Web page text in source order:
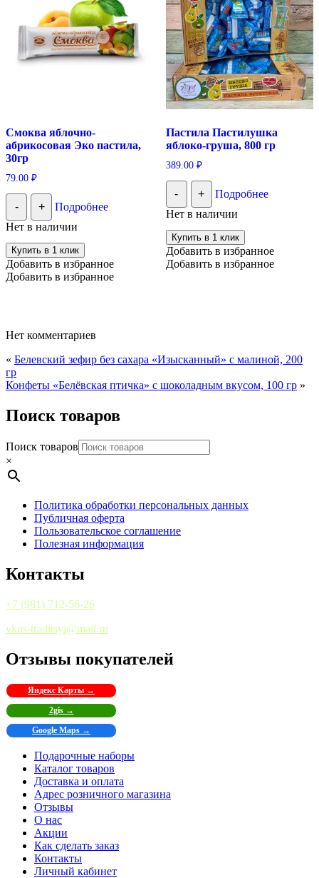
Смоква яблочно-
абрикосовая Эко пастила,
30гр
79.00 ₽
- +
Подробнее
Нет в наличии
Купить в 1 клик
Добавить в избранное
Добавить в избранное
Пастила Пастилушка
яблоко-груша, 800 гр
389.00 ₽
- +
Подробнее
Нет в наличии
Купить в 1 клик
Добавить в избранное
Добавить в избранное
Нет комментариев
« Белевский зефир без сахара «Изысканный» с малиной, 200
гр
Конфеты «Белёвская птичка» с шоколадным вкусом, 100 гр »
Поиск товаров
Поиск товаров
×
Политика обработки персональных данных
Публичная оферта
Пользовательское соглашение
Полезная информация
Контакты
+7 (981) 712-56-26
vkus-traditsyi@mail.ru
Отзывы покупателей
Яндекс Карты →
2gis →
Google Maps →
Подарочные наборы
Каталог товаров
Доставка и оплата
Адрес розничного магазина
Отзывы
О нас
Акции
Как сделать заказ
Контакты
Личный кабинет